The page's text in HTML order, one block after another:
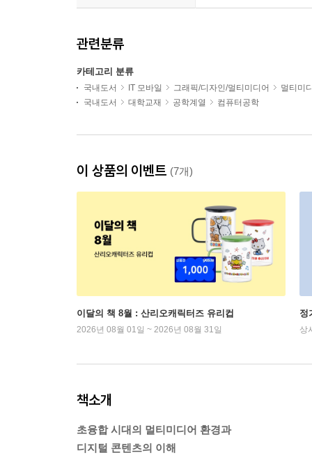
관련분류
카테고리 분류
국내도서 IT 모바일 그래픽/디자인/멀티미디어
멀티미
국내도서
대학교재 공학계열 컴퓨터공학
이 상품의 이벤트 (7개)
이달의 책 8월 : 산리오캐릭터즈 유리컵
2026년 08월 01일 ~ 2026년 08월 31일
정
상
책소개
초융합 시대의 멀티미디어 환경과
디지털 콘텐츠의 이해